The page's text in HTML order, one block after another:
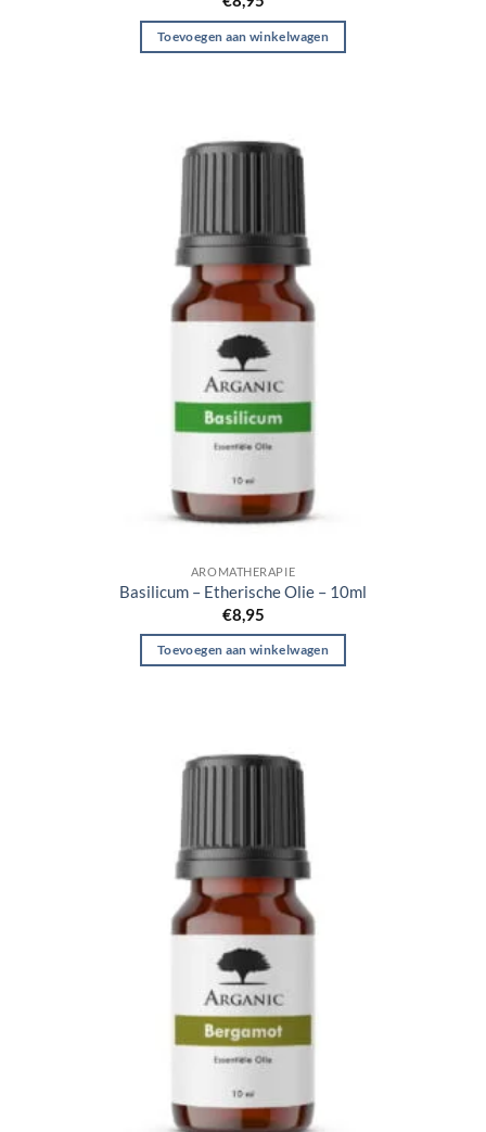
Toevoegen aan winkelwagen
AROMATHERAPIE
Basilicum – Etherische Olie – 10ml
€8,95
Toevoegen aan winkelwagen